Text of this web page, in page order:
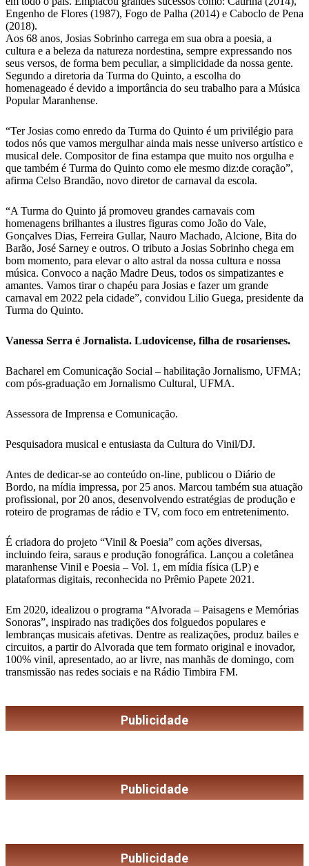
Engenho de Flores (1987), Fogo de Palha (2014) e Caboclo de Pena
(2018).
Aos 68 anos, Josias Sobrinho carrega em sua obra a poesia, a
cultura e a beleza da natureza nordestina, sempre expressando nos
seus versos, de forma bem peculiar, a simplicidade da nossa gente.
Segundo a diretoria da Turma do Quinto, a escolha do
homenageado é devido a importância do seu trabalho para a Música
Popular Maranhense.
“Ter Josias como enredo da Turma do Quinto é um privilégio para
todos nós que vamos mergulhar ainda mais nesse universo artístico e
musical dele. Compositor de fina estampa que muito nos orgulha e
que também é Turma do Quinto como ele mesmo diz:de coração”,
afirma Celso Brandão, novo diretor de carnaval da escola.
“A Turma do Quinto já promoveu grandes carnavais com
homenagens brilhantes a ilustres figuras como João do Vale,
Gonçalves Dias, Ferreira Gullar, Nauro Machado, Alcione, Bita do
Barão, José Sarney e outros. O tributo a Josias Sobrinho chega em
bom momento, para elevar o alto astral da nossa cultura e nossa
música. Convoco a nação Madre Deus, todos os simpatizantes e
amantes. Vamos tirar o chapéu para Josias e fazer um grande
carnaval em 2022 pela cidade”, convidou Lilio Guega, presidente da
Turma do Quinto.
Vanessa Serra é Jornalista. Ludovicense, filha de rosarienses.
Bacharel em Comunicação Social – habilitação Jornalismo, UFMA;
com pós-graduação em Jornalismo Cultural, UFMA.
Assessora de Imprensa e Comunicação.
Pesquisadora musical e entusiasta da Cultura do Vinil/DJ.
Antes de dedicar-se ao conteúdo on-line, publicou o Diário de
Bordo, na mídia impressa, por 25 anos. Marcou também sua atuação
profissional, por 20 anos, desenvolvendo estratégias de produção e
roteiro de programas de rádio e TV, com foco em entretenimento.
É criadora do projeto “Vinil & Poesia” com ações diversas,
incluindo feira, saraus e produção fonográfica. Lançou a coletânea
maranhense Vinil e Poesia – Vol. 1, em mídia física (LP) e
plataformas digitais, reconhecida no Prêmio Papete 2021.
Em 2020, idealizou o programa “Alvorada – Paisagens e Memórias
Sonoras”, inspirado nas tradições dos folguedos populares e
lembranças musicais afetivas. Dentre as realizações, produz bailes e
circuitos, a partir do Alvorada que tem formato original e inovador,
100% vinil, apresentado, ao ar livre, nas manhãs de domingo, com
transmissão nas redes sociais e na Rádio Timbira FM.
Publicidade
Publicidade
Publicidade